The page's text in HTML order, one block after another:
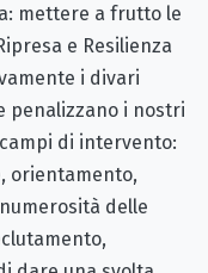
mettere a frutto le
e Resilienza
i divari
penalizzano i nostri
di intervento:
orientamento,
delle